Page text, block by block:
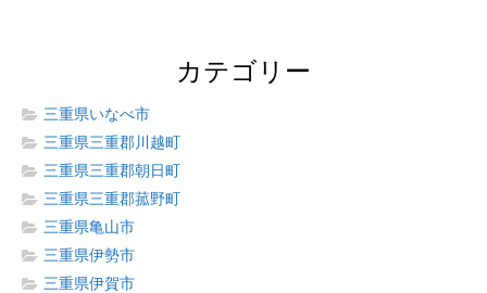
カテゴリー
三重県いなべ市
三重県三重郡川越町
三重県三重郡朝日町
三重県三重郡菰野町
三重県亀山市
三重県伊勢市
三重県伊賀市